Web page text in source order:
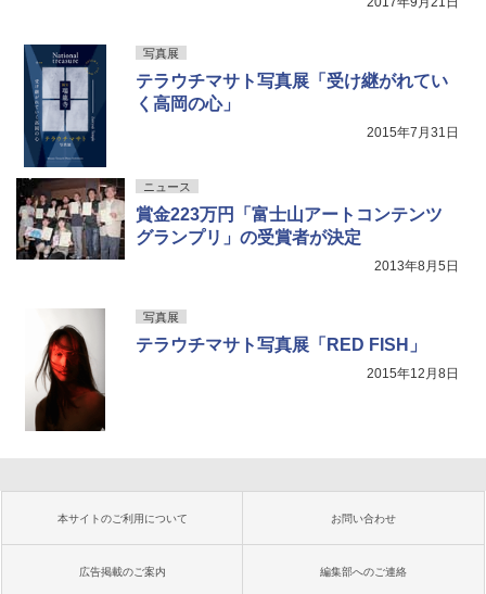
写真展
テラウチマサト写真展「受け継がれてい
く高岡の心」
2015年7月31日
ニュース
賞金223万円「富士山アートコンテンツ
グランプリ」の受賞者が決定
2013年8月5日
写真展
テラウチマサト写真展「RED FISH」
2015年12月8日
本サイトのご利用について お問い合わせ
広告掲載のご案内 編集部へのご連絡